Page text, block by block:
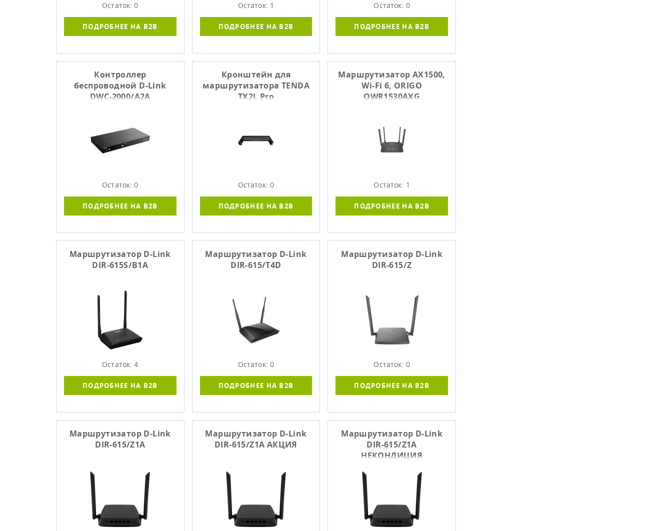
Остаток: 0
ПОДРОБНЕЕ НА B2B
Остаток: 1
ПОДРОБНЕЕ НА B2B
Остаток: 0
ПОДРОБНЕЕ НА B2B
Контроллер
беспроводной D-Link
DWC-2000/A2A
Остаток: 0
ПОДРОБНЕЕ НА B2B
Кронштейн для
маршрутизатора TENDA
TX2L Pro
Остаток: 0
ПОДРОБНЕЕ НА B2B
Маршрутизатор AX1500,
Wi-Fi 6, ORIGO
OWR1530AXG
Остаток: 1
ПОДРОБНЕЕ НА B2B
Маршрутизатор D-Link
DIR-615S/B1A
Остаток: 4
ПОДРОБНЕЕ НА B2B
Маршрутизатор D-Link
DIR-615/T4D
Остаток: 0
ПОДРОБНЕЕ НА B2B
Маршрутизатор D-Link
DIR-615/Z
Остаток: 0
ПОДРОБНЕЕ НА B2B
Маршрутизатор D-Link
DIR-615/Z1A
Маршрутизатор D-Link
DIR-615/Z1A АКЦИЯ
Маршрутизатор D-Link
DIR-615/Z1A
НЕКОНДИЦИЯ